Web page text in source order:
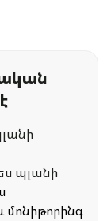
պլանի